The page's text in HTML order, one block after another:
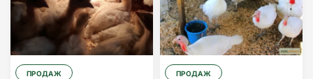
ПРОДАЖ ПРОДАЖ